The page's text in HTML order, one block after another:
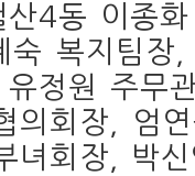
4동 이종
숙 복지팀장
정원 주무
의회장, 엄
녀회장, 박